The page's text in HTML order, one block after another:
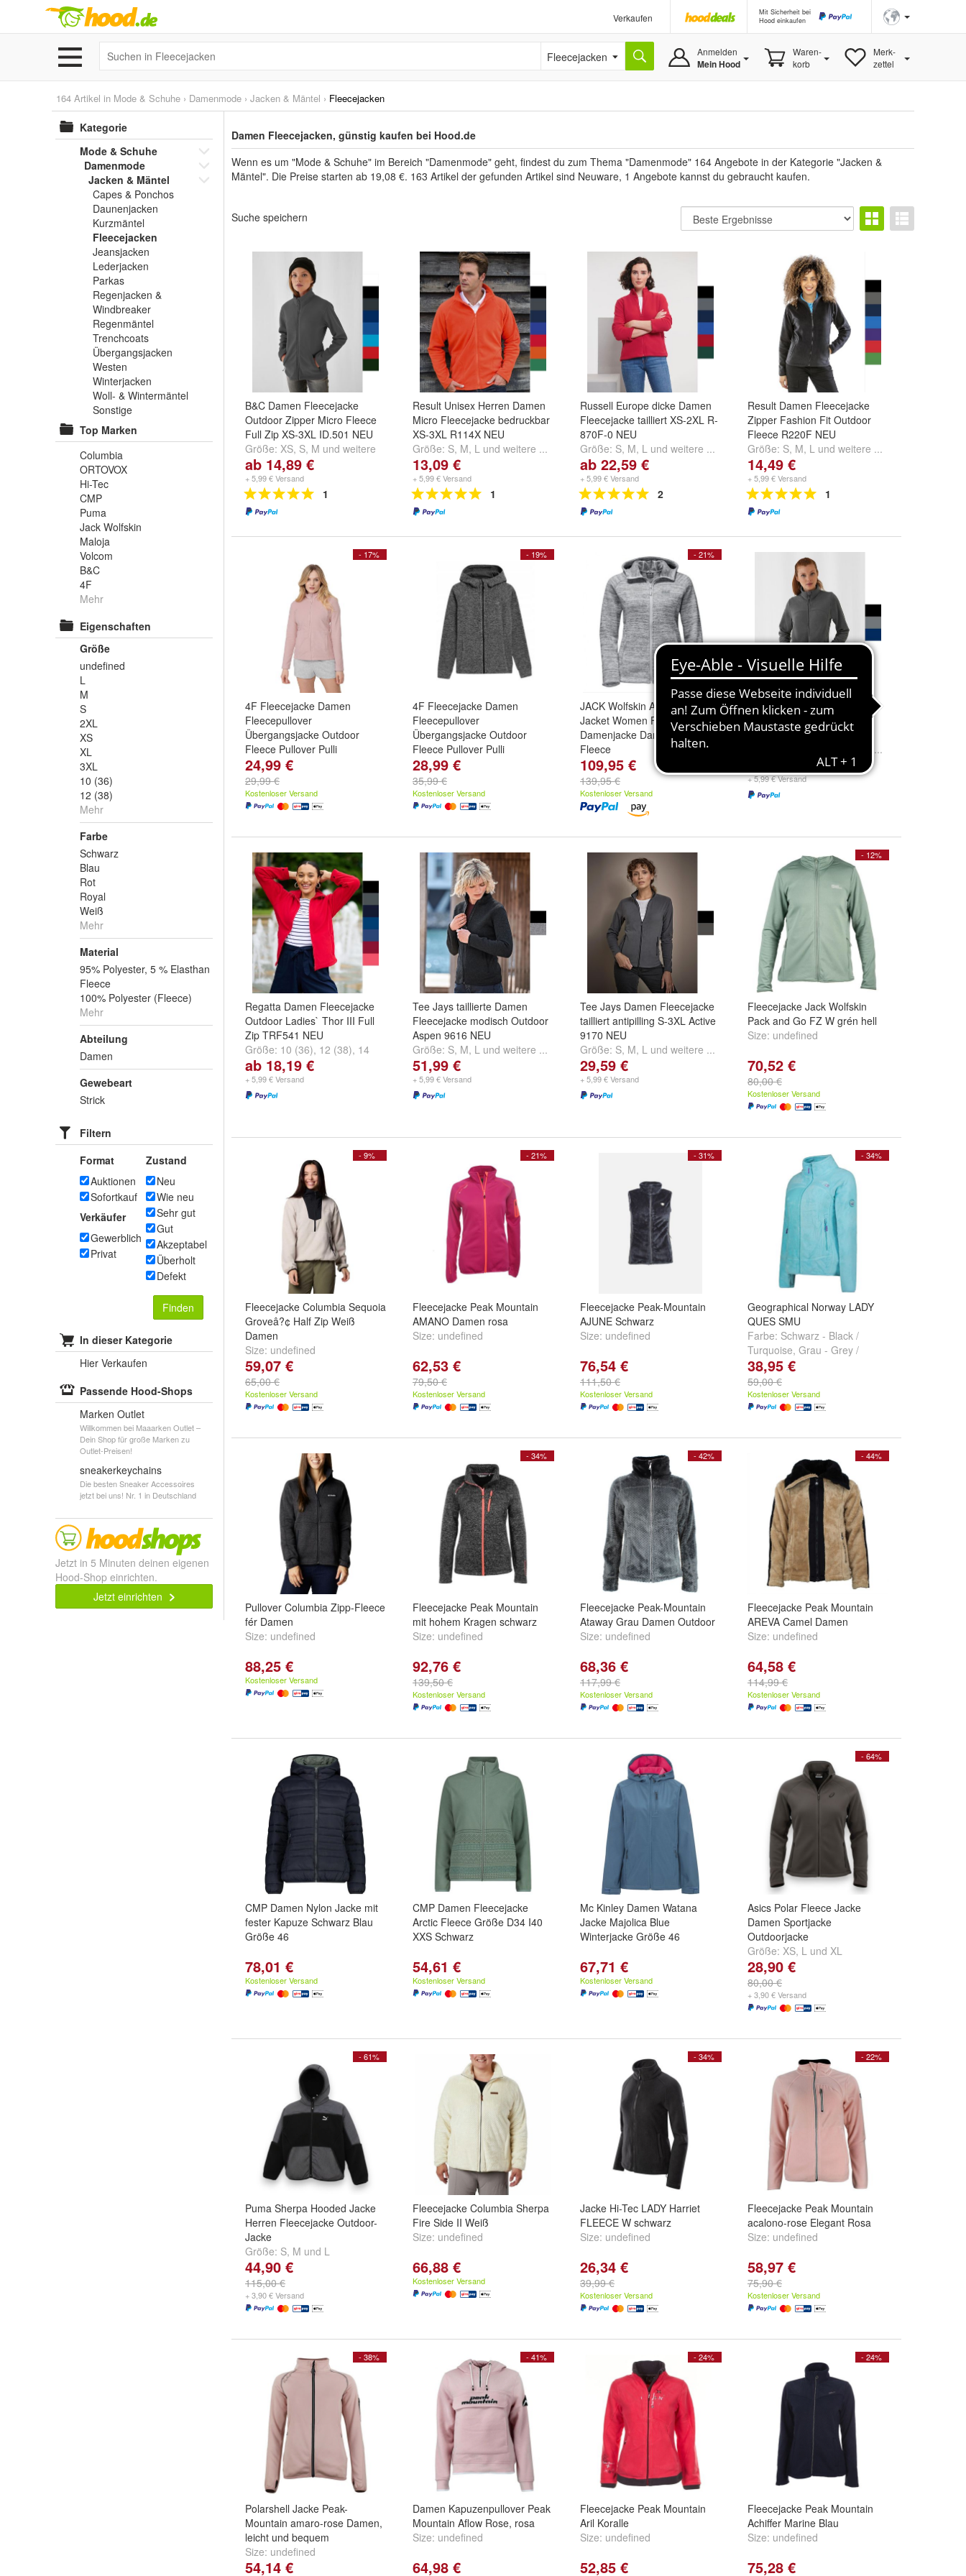
Verkaufen
Mit Sicherheit bei
Hood einkaufen
Fleecejacken Anmelden
Mein Hood
Waren-
korb
Merk-
zettel
164 Artikel in Mode & Schuhe › Damenmode › Jacken & Mäntel › Fleecejacken
Kategorie
Mode & Schuhe
Damenmode
Jacken & Mäntel
Capes & Ponchos
Daunenjacken
Kurzmäntel
Fleecejacken
Jeansjacken
Lederjacken
Parkas
Regenjacken &
Windbreaker
Regenmäntel
Trenchcoats
Übergangsjacken
Westen
Winterjacken
Woll- & Wintermäntel
Sonstige
Top Marken
Columbia
ORTOVOX
Hi-Tec
CMP
Puma
Jack Wolfskin
Maloja
Volcom
B&C
4F
Mehr
Eigenschaften
Größe
undefined
L
M
S
2XL
XS
XL
3XL
10 (36)
12 (38)
Mehr
Farbe
Schwarz
Blau
Rot
Royal
Weiß
Mehr
Material
95% Polyester, 5 % Elasthan
Fleece
100% Polyester (Fleece)
Mehr
Abteilung
Damen
Gewebeart
Strick
Filtern
Format
Auktionen
Sofortkauf
Verkäufer
Gewerblich
Privat
Zustand
Neu
Wie neu
Sehr gut
Gut
Akzeptabel
Überholt
Defekt
Finden
In dieser Kategorie
Hier Verkaufen
Passende Hood-Shops
Marken Outlet
Willkommen bei Maaarken Outlet –
Dein Shop für große Marken zu
Outlet-Preisen!
sneakerkeychains
Die besten Sneaker Accessoires
jetzt bei uns! Nr. 1 in Deutschland
Jetzt in 5 Minuten deinen eigenen
Hood-Shop einrichten.
Jetzt einrichten
Damen Fleecejacken, günstig kaufen bei Hood.de
Wenn es um "Mode & Schuhe" im Bereich "Damenmode" geht, findest du zum Thema "Damenmode" 164 Angebote in der Kategorie "Jacken &
Mäntel". Die Preise starten ab 19,08 €. 163 Artikel der gefunden Artikel sind Neuware, 1 Angebote kannst du gebraucht kaufen.
Suche speichern
B&C Damen Fleecejacke
Outdoor Zipper Micro Fleece
Full Zip XS-3XL ID.501 NEU
Größe: XS, S, M und weitere
...
ab 14,89 €
+ 5,99 € Versand
1
Result Unisex Herren Damen
Micro Fleecejacke bedruckbar
XS-3XL R114X NEU
Größe: S, M, L und weitere ...
13,09 €
+ 5,99 € Versand
1
Russell Europe dicke Damen
Fleecejacke tailliert XS-2XL R-
870F-0 NEU
Größe: S, M, L und weitere ...
ab 22,59 €
+ 5,99 € Versand
2
Result Damen Fleecejacke
Zipper Fashion Fit Outdoor
Fleece R220F NEU
Größe: S, M, L und weitere ...
14,49 €
+ 5,99 € Versand
1
- 17%
4F Fleecejacke Damen
Fleecepullover
Übergangsjacke Outdoor
Fleece Pullover Pulli
Farbe:Schwarz
24,99 €
29,99 €
Kostenloser Versand
- 19%
4F Fleecejacke Damen
Fleecepullover
Übergangsjacke Outdoor
Fleece Pullover Pulli
Größe:XS
...
28,99 €
35,99 €
Kostenloser Versand
- 21%
JACK Wolfskin Aquila Hooded
Jacket Women Fleecejacke
Damenjacke Damenfleece
Fleece
Größe:M und XXL
109,95 €
139,95 €
Kostenloser Versand
B&C Damen Fleecejacke Full
Zip Antipilling Microfleece
Coolstar FW752 NEU
weitere ...
+ 5,99 € Versand
Regatta Damen Fleecejacke
Outdoor Ladies` Thor III Full
Zip TRF541 NEU
Größe: 10 (36), 12 (38), 14
(40) und weitere ...
ab 18,19 €
+ 5,99 € Versand
Tee Jays taillierte Damen
Fleecejacke modisch Outdoor
Aspen 9616 NEU
Größe: S, M, L und weitere ...
51,99 €
+ 5,99 € Versand
Tee Jays Damen Fleecejacke
tailliert antipilling S-3XL Active
9170 NEU
Größe: S, M, L und weitere ...
29,59 €
+ 5,99 € Versand
- 12%
Fleecejacke Jack Wolfskin
Pack and Go FZ W grén hell
Size: undefined
70,52 €
80,00 €
Kostenloser Versand
- 9%
Fleecejacke Columbia Sequoia
Groveâ?¢ Half Zip Weiß
Damen
Size: undefined
59,07 €
65,00 €
Kostenloser Versand
- 21%
Fleecejacke Peak Mountain
AMANO Damen rosa
Size: undefined
62,53 €
79,50 €
Kostenloser Versand
- 31%
Fleecejacke Peak-Mountain
AJUNE Schwarz
Size: undefined
76,54 €
111,50 €
Kostenloser Versand
- 34%
Geographical Norway LADY
QUES SMU
Farbe: Schwarz - Black /
Turquoise, Grau - Grey /
Purpleund
38,95 €
59,00 €
Kostenloser Versand
Pullover Columbia Zipp-Fleece
fér Damen
Size: undefined
88,25 €
Kostenloser Versand
- 34%
Fleecejacke Peak Mountain
mit hohem Kragen schwarz
Size: undefined
92,76 €
139,50 €
Kostenloser Versand
- 42%
Fleecejacke Peak-Mountain
Ataway Grau Damen Outdoor
Size: undefined
68,36 €
117,99 €
Kostenloser Versand
- 44%
Fleecejacke Peak Mountain
AREVA Camel Damen
Size: undefined
64,58 €
114,99 €
Kostenloser Versand
CMP Damen Nylon Jacke mit
fester Kapuze Schwarz Blau
Größe 46
78,01 €
Kostenloser Versand
CMP Damen Fleecejacke
Arctic Fleece Größe D34 I40
XXS Schwarz
54,61 €
Kostenloser Versand
Mc Kinley Damen Watana
Jacke Majolica Blue
Winterjacke Größe 46
67,71 €
Kostenloser Versand
- 64%
Asics Polar Fleece Jacke
Damen Sportjacke
Outdoorjacke
Größe: XS, L und XL
28,90 €
80,00 €
+ 3,90 € Versand
- 61%
Puma Sherpa Hooded Jacke
Herren Fleecejacke Outdoor-
Jacke
Größe: S, M und L
44,90 €
115,00 €
+ 3,90 € Versand
Fleecejacke Columbia Sherpa
Fire Side II Weiß
Size: undefined
66,88 €
Kostenloser Versand
- 34%
Jacke Hi-Tec LADY Harriet
FLEECE W schwarz
Size: undefined
26,34 €
39,99 €
Kostenloser Versand
- 22%
Fleecejacke Peak Mountain
acalono-rose Elegant Rosa
Size: undefined
58,97 €
75,90 €
Kostenloser Versand
- 38%
Polarshell Jacke Peak-
Mountain amaro-rose Damen,
leicht und bequem
Size: undefined
54,14 €
- 41%
Damen Kapuzenpullover Peak
Mountain Aflow Rose, rosa
Size: undefined
64,98 €
- 24%
Fleecejacke Peak Mountain
Aril Koralle
Size: undefined
52,85 €
- 24%
Fleecejacke Peak Mountain
Achiffer Marine Blau
Size: undefined
75,28 €